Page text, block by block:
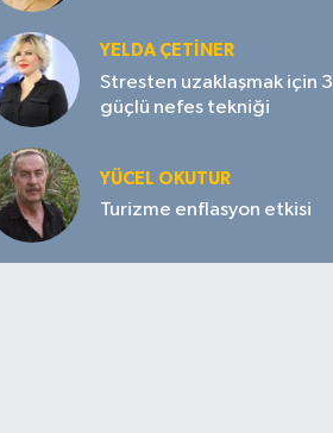
YELDA ÇETİNER
Stresten uzaklaşmak için 3
güçlü nefes tekniği
YÜCEL OKUTUR
Turizme enflasyon etkisi